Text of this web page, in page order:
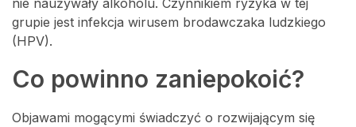
grupie jest infekcja wirusem brodawczaka ludzkiego
(HPV).
Co powinno zaniepokoić?
Objawami mogącymi świadczyć o rozwijającym się